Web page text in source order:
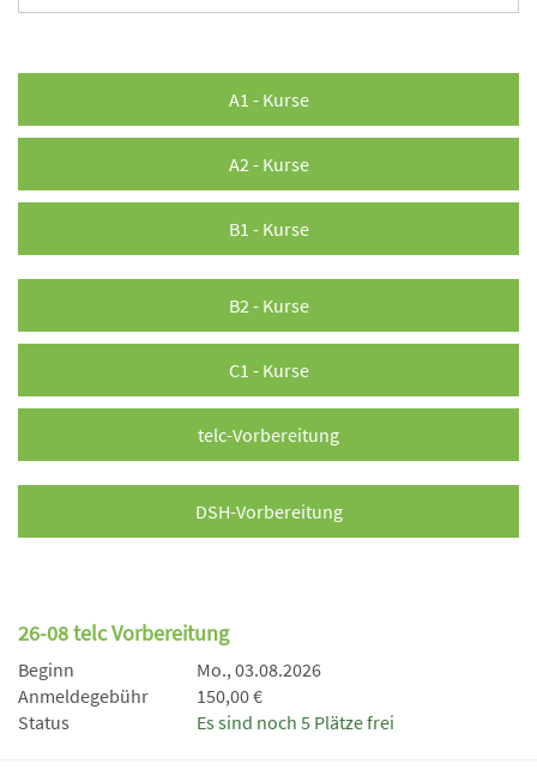
A1 - Kurse
A2 - Kurse
B1 - Kurse
B2 - Kurse
C1 - Kurse
telc-Vorbereitung
DSH-Vorbereitung
26-08 telc Vorbereitung
Beginn
Mo., 03.08.2026
Anmeldegebühr
150,00 €
Status
Es sind noch 5 Plätze frei